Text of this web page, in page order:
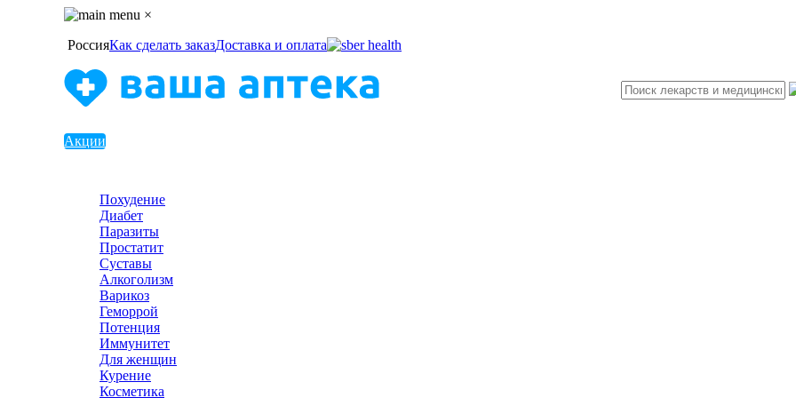
×
РоссияКак сделать заказДоставка и оплата
Акции
Похудение
Диабет
Паразиты
Простатит
Суставы
Алкоголизм
Варикоз
Геморрой
Потенция
Иммунитет
Для женщин
Курение
Косметика